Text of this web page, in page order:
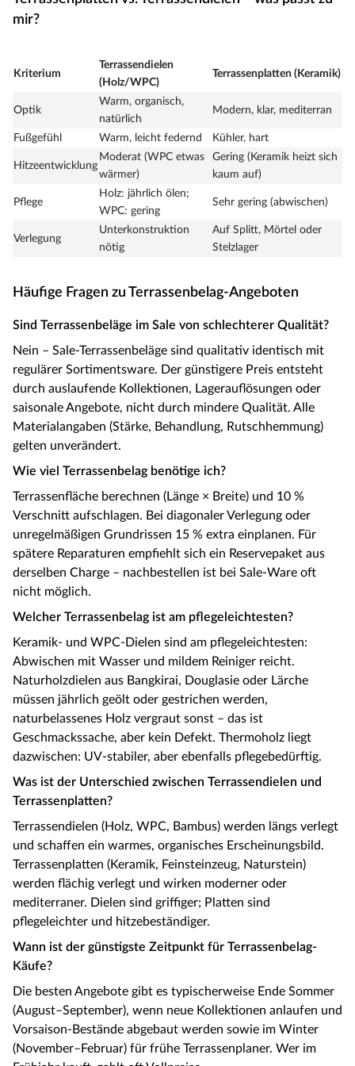
mir?
Kriterium
Terrassendielen
(Holz/WPC)
Terrassenplatten (Keramik)
Optik
Warm, organisch,
natürlich
Modern, klar, mediterran
Fußgefühl Warm, leicht federnd Kühler, hart
Hitzeentwicklung
Moderat (WPC etwas
wärmer)
Gering (Keramik heizt sich
kaum auf)
Pflege
Holz: jährlich ölen;
WPC: gering
Sehr gering (abwischen)
Verlegung
Unterkonstruktion
nötig
Auf Splitt, Mörtel oder
Stelzlager
Häufige Fragen zu Terrassenbelag-Angeboten
Sind Terrassenbeläge im Sale von schlechterer Qualität?
Nein – Sale-Terrassenbeläge sind qualitativ identisch mit
regulärer Sortimentsware. Der günstigere Preis entsteht
durch auslaufende Kollektionen, Lagerauflösungen oder
saisonale Angebote, nicht durch mindere Qualität. Alle
Materialangaben (Stärke, Behandlung, Rutschhemmung)
gelten unverändert.
Wie viel Terrassenbelag benötige ich?
Terrassenfläche berechnen (Länge × Breite) und 10 %
Verschnitt aufschlagen. Bei diagonaler Verlegung oder
unregelmäßigen Grundrissen 15 % extra einplanen. Für
spätere Reparaturen empfiehlt sich ein Reservepaket aus
derselben Charge – nachbestellen ist bei Sale-Ware oft
nicht möglich.
Welcher Terrassenbelag ist am pflegeleichtesten?
Keramik- und WPC-Dielen sind am pflegeleichtesten:
Abwischen mit Wasser und mildem Reiniger reicht.
Naturholzdielen aus Bangkirai, Douglasie oder Lärche
müssen jährlich geölt oder gestrichen werden,
naturbelassenes Holz vergraut sonst – das ist
Geschmackssache, aber kein Defekt. Thermoholz liegt
dazwischen: UV-stabiler, aber ebenfalls pflegebedürftig.
Was ist der Unterschied zwischen Terrassendielen und
Terrassenplatten?
Terrassendielen (Holz, WPC, Bambus) werden längs verlegt
und schaffen ein warmes, organisches Erscheinungsbild.
Terrassenplatten (Keramik, Feinsteinzeug, Naturstein)
werden flächig verlegt und wirken moderner oder
mediterraner. Dielen sind griffiger; Platten sind
pflegeleichter und hitzebeständiger.
Wann ist der günstigste Zeitpunkt für Terrassenbelag-
Käufe?
Die besten Angebote gibt es typischerweise Ende Sommer
(August–September), wenn neue Kollektionen anlaufen und
Vorsaison-Bestände abgebaut werden sowie im Winter
(November–Februar) für frühe Terrassenplaner. Wer im